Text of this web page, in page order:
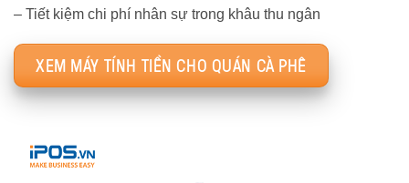
– Tiết kiệm chi phí nhân sự trong khâu thu ngân
XEM MÁY TÍNH TIỀN CHO QUÁN CÀ PHÊ